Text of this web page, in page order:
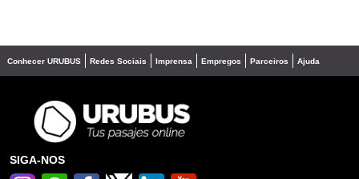
Conhecer URUBUS Redes Sociais Imprensa Empregos Parceiros Ajuda
SIGA-NOS